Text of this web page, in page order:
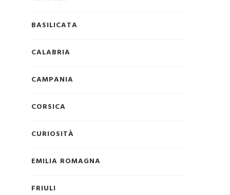
BASILICATA
CALABRIA
CAMPANIA
CORSICA
CURIOSITÀ
EMILIA ROMAGNA
FRIULI